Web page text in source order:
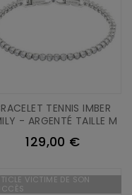
TENNIS IMBER
- ARGENTÉ TAILLE M
129,00 €
VICTIME DE SON